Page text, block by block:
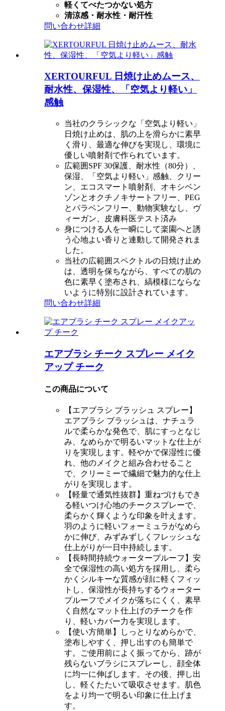
軽くてべたつかない処方
清涼感・耐水性・耐汗性
問い合わせ詳細
XERTOURFUL 日焼け止めムース、
耐水性、保湿性、「空気より軽い」
感触
当社のクラシックな「空気より軽い」
日焼け止めは、肌の上を滑らかに素早
く滑り、最適な伸びを実現し、環境に
優しい噴射剤で作られています。
広範囲SPF 30保護、耐水性（80分）、
保湿、「空気より軽い」感触、クリー
ン、エコスマート噴射剤、オキシベン
ゾンとオクチノキサートフリー、PEG
とパラベンフリー、動物実験なし、ヴ
ィーガン、皮膚科医テスト済み
身につける人を一瞬にして楽園へと誘
う心地よい香りと連動して開発されま
した。
当社の広範囲スペクトルの日焼け止め
は、透明を保ちながら、すべての肌の
色に素早く塗布され、縞模様にならな
いように特別に設計されています。
問い合わせ詳細
エアブラシ チーク スプレー メイク
アップ チーク
この商品について
【エアブラシ ブラッシュ スプレー】
エアブラシ ブラッシュは、ナチュラ
ルで柔らかな発色で、肌にすっとなじ
み、なめらかで明るいマットな仕上が
りを実現します。軽やかで保湿性に優
れ、他のメイクと組み合わせること
で、クリーミーで繊細で魅力的な仕上
がりを実現します。
【軽量で通気性抜群】重ねづけもでき
る軽いつけ心地のチークスプレーで、
柔らかく輝くような印象を叶えます。
羽のように軽いフォーミュラがなめら
かに伸び、みずみずしくフレッシュな
仕上がりが一日中持続します。
【長時間持続ウォータープルーフ】安
全で保湿性の高い処方を採用し、柔ら
かくシルキーな質感が顔に軽くフィッ
トし、保湿性が長持ちするウォーター
プルーフでメイクが落ちにくく、素早
く自然なマット仕上げのチークを作
り、軽いカバー力を実現します。
【使い方簡単】しっとりなめらかで、
塗布しやすく、押し出すのも簡単で
す。ご使用前によく振ってから、跡が
残らないブラシにスプレーし、顔全体
に均一に伸ばします。その後、押し出
し、軽くたたいて吸収させます。肌色
をより均一で明るい印象に仕上げま
す。